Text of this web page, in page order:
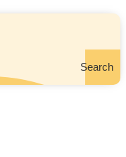
Search